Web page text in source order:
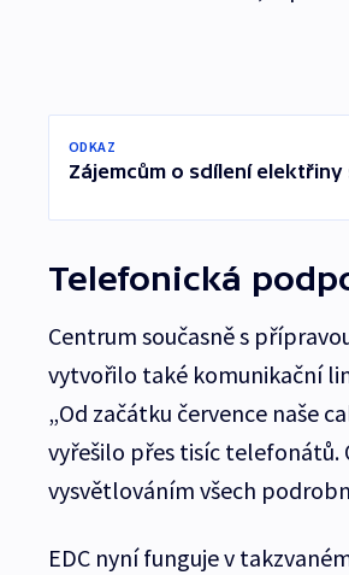
ODKAZ
Zájemcům o sdílení
Telefonická
Centrum současně s
vytvořilo také komunikační
„Od začátku července naše
vyřešilo přes tisíc telefonátů.
vysvětlováním všech
EDC nyní funguje v